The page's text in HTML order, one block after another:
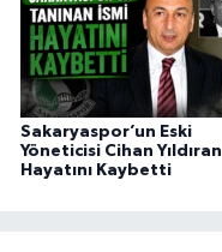
Sakaryaspor’un Eski
Yöneticisi Cihan Yıldıran
Hayatını Kaybetti